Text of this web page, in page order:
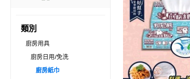
類別
廚房用具
廚房日用/免洗
廚房紙巾